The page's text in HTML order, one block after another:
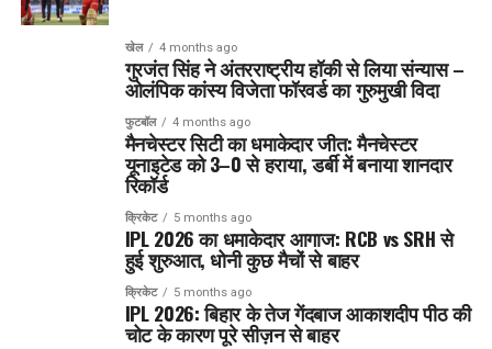
खेल 4 months ago
गुरजंत सिंह ने अंतरराष्ट्रीय हॉकी से लिया संन्यास –
ओलंपिक कांस्य विजेता फॉरवर्ड का गुरुमुखी विदा
फुटबॉल 4 months ago
मैनचेस्टर सिटी का धमाकेदार जीत: मैनचेस्टर
यूनाइटेड को 3–0 से हराया, डर्बी में बनाया शानदार
रिकॉर्ड
क्रिकेट 5 months ago
IPL 2026 का धमाकेदार आगाज: RCB vs SRH से
हुई शुरुआत, धोनी कुछ मैचों से बाहर
क्रिकेट 5 months ago
IPL 2026: बिहार के तेज गेंदबाज आकाशदीप पीठ की
चोट के कारण पूरे सीज़न से बाहर